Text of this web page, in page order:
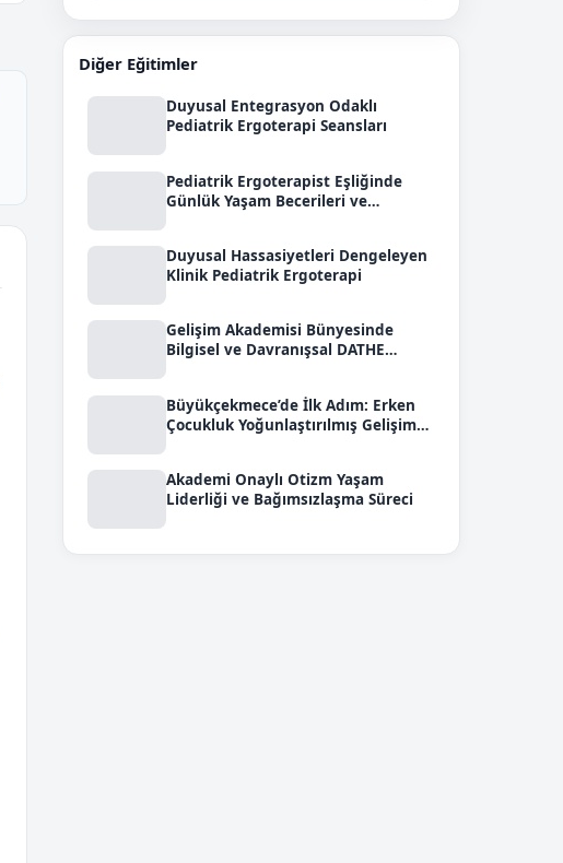
Diğer Eğitimler
Duyusal Entegrasyon Odaklı
Pediatrik Ergoterapi Seansları
Pediatrik Ergoterapist Eşliğinde
Günlük Yaşam Becerileri ve
Duyusal Hassasiyetleri Dengeleyen
Klinik Pediatrik Ergoterapi
Gelişim Akademisi Bünyesinde
Bilgisel ve Davranışsal DATHE
Büyükçekmece’de İlk Adım: Erken
Çocukluk Yoğunlaştırılmış Gelişim
Akademi Onaylı Otizm Yaşam
Liderliği ve Bağımsızlaşma Süreci